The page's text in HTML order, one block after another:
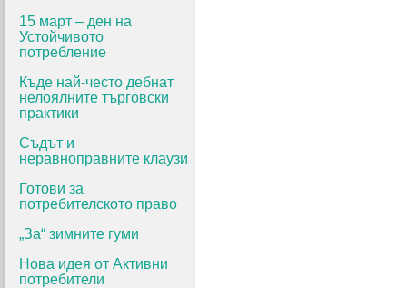
15 март – ден на
Устойчивото
потребление
Къде най-често дебнат
нелоялните търговски
практики
Съдът и
неравноправните клаузи
Готови за
потребителското право
„За“ зимните гуми
Нова идея от Активни
потребители